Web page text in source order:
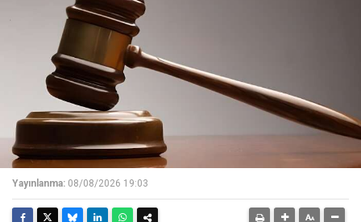
Yayınlanma: 08/08/2026 19:03